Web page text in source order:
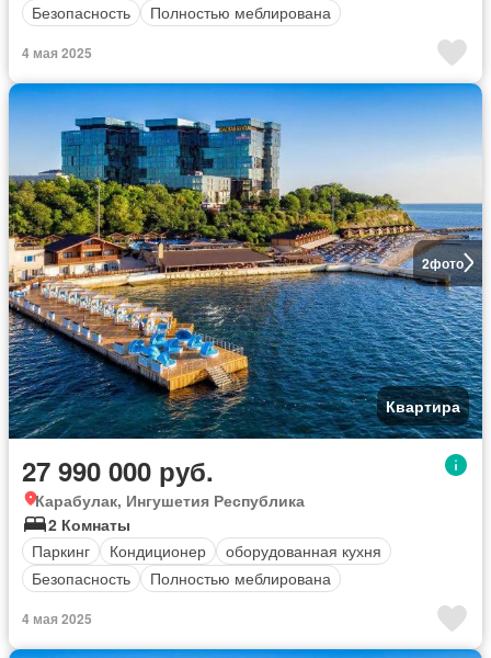
Безопасность
Полностью меблирована
4 мая 2025
2фото
Квартира
27 990 000 руб.
Карабулак, Ингушетия Республика
2 Комнаты
Паркинг
Кондиционер
оборудованная кухня
Безопасность
Полностью меблирована
4 мая 2025